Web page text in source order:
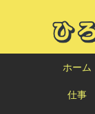
ホーム
仕事